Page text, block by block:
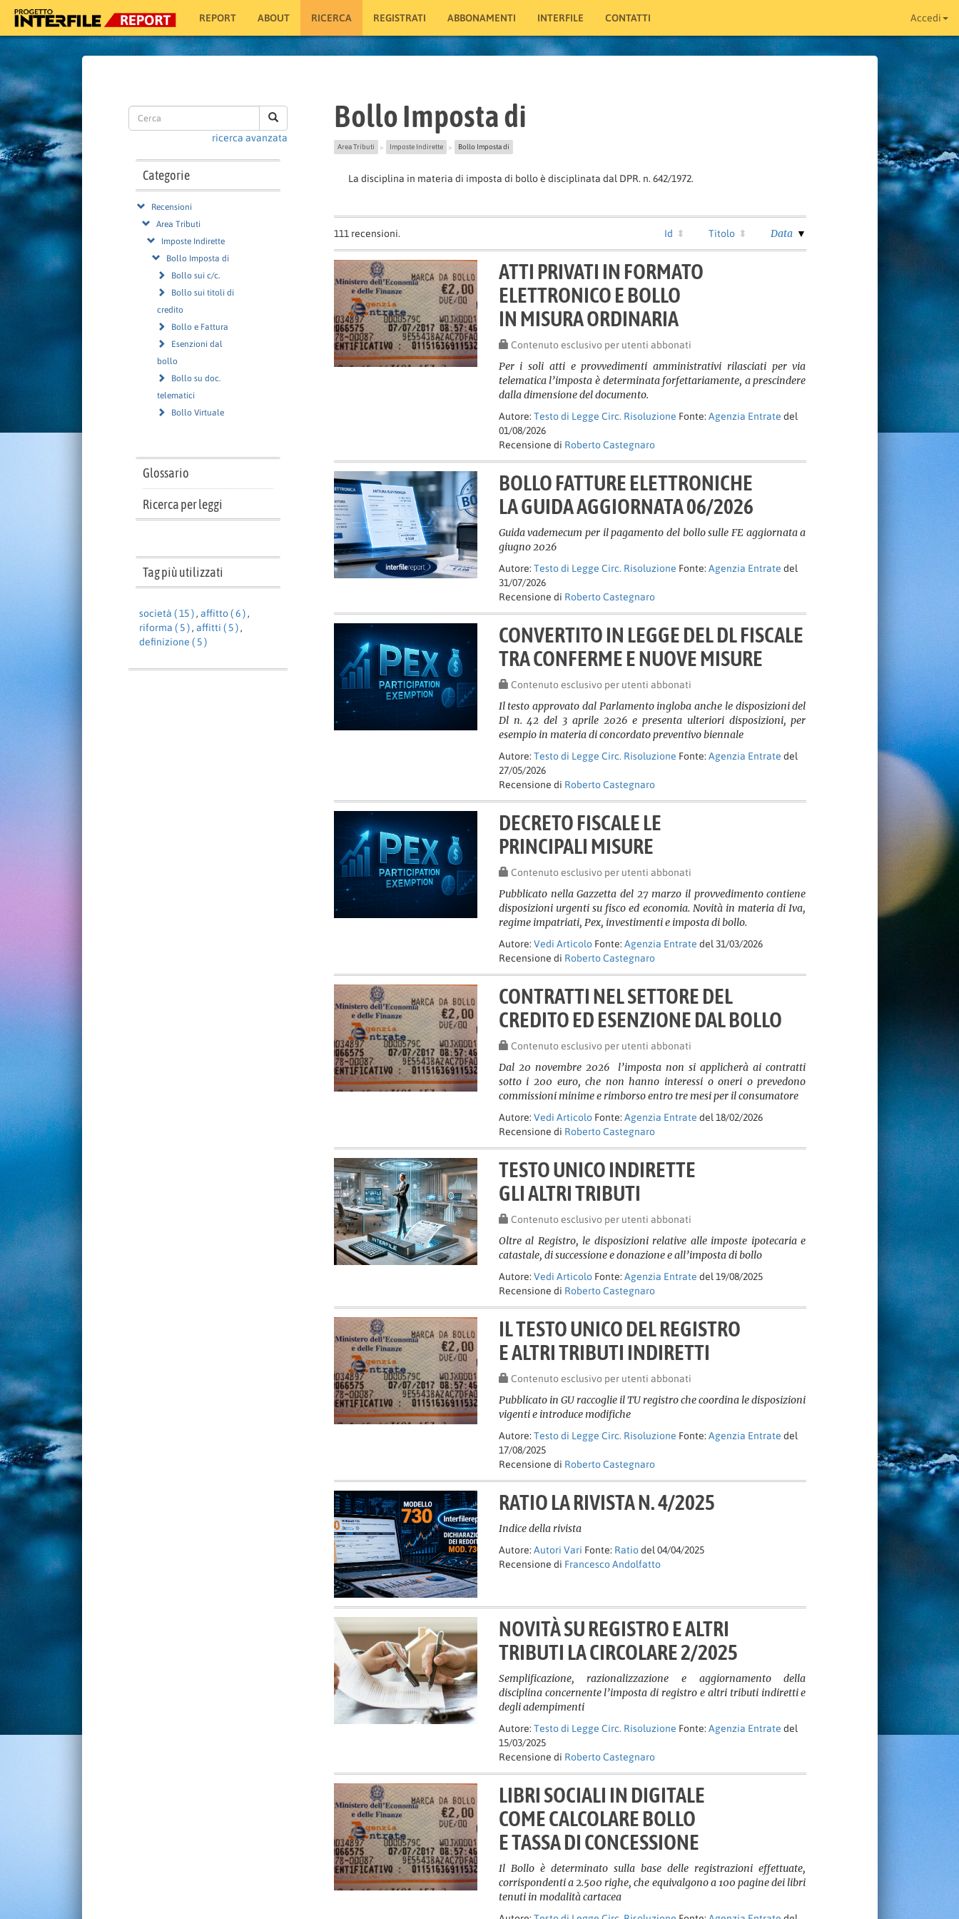
REPORT ABOUT RICERCA REGISTRATI ABBONAMENTI INTERFILE CONTATTI Accedi
ricerca avanzata
Categorie
Recensioni
Area Tributi
Imposte Indirette
Bollo Imposta di
Bollo sui c/c.
Bollo sui titoli di
credito
Bollo e Fattura
Esenzioni dal
bollo
Bollo su doc.
telematici
Bollo Virtuale
Glossario
Ricerca per leggi
Tag più utilizzati
società ( 15 ), affitto ( 6 ),
riforma ( 5 ), affitti ( 5 ),
definizione ( 5 )
Bollo Imposta di
Area Tributi ▶ Imposte Indirette ▶ Bollo Imposta di
La disciplina in materia di imposta di bollo è disciplinata dal DPR. n. 642/1972.
111 recensioni. Id Titolo Data
ATTI PRIVATI IN FORMATO
ELETTRONICO E BOLLO
IN MISURA ORDINARIA
Contenuto esclusivo per utenti abbonati
Per i soli atti e provvedimenti amministrativi rilasciati per via
telematica l’imposta è determinata forfettariamente, a prescindere
dalla dimensione del documento.
Autore: Testo di Legge Circ. Risoluzione Fonte: Agenzia Entrate del
01/08/2026
Recensione di Roberto Castegnaro
BOLLO FATTURE ELETTRONICHE
LA GUIDA AGGIORNATA 06/2026
Guida vademecum per il pagamento del bollo sulle FE aggiornata a
giugno 2026
Autore: Testo di Legge Circ. Risoluzione Fonte: Agenzia Entrate del
31/07/2026
Recensione di Roberto Castegnaro
CONVERTITO IN LEGGE DEL DL FISCALE
TRA CONFERME E NUOVE MISURE
Contenuto esclusivo per utenti abbonati
Il testo approvato dal Parlamento ingloba anche le disposizioni del
Dl n. 42 del 3 aprile 2026 e presenta ulteriori disposizioni, per
esempio in materia di concordato preventivo biennale
Autore: Testo di Legge Circ. Risoluzione Fonte: Agenzia Entrate del
27/05/2026
Recensione di Roberto Castegnaro
DECRETO FISCALE LE
PRINCIPALI MISURE
Contenuto esclusivo per utenti abbonati
Pubblicato nella Gazzetta del 27 marzo il provvedimento contiene
disposizioni urgenti su fisco ed economia. Novità in materia di Iva,
regime impatriati, Pex, investimenti e imposta di bollo.
Autore: Vedi ArticoloFonte: Agenzia Entrate del 31/03/2026
Recensione di Roberto Castegnaro
CONTRATTI NEL SETTORE DEL
CREDITO ED ESENZIONE DAL BOLLO
Contenuto esclusivo per utenti abbonati
Dal 20 novembre 2026 l’imposta non si applicherà ai contratti
sotto i 200 euro, che non hanno interessi o oneri o prevedono
commissioni minime e rimborso entro tre mesi per il consumatore
Autore: Vedi ArticoloFonte: Agenzia Entrate del 18/02/2026
Recensione di Roberto Castegnaro
TESTO UNICO INDIRETTE
GLI ALTRI TRIBUTI
Contenuto esclusivo per utenti abbonati
Oltre al Registro, le disposizioni relative alle imposte ipotecaria e
catastale, di successione e donazione e all’imposta di bollo
Autore: Vedi ArticoloFonte: Agenzia Entrate del 19/08/2025
Recensione di Roberto Castegnaro
IL TESTO UNICO DEL REGISTRO
E ALTRI TRIBUTI INDIRETTI
Contenuto esclusivo per utenti abbonati
Pubblicato in GU raccoglie il TU registro che coordina le disposizioni
vigenti e introduce modifiche
Autore: Testo di Legge Circ. Risoluzione Fonte: Agenzia Entrate del
17/08/2025
Recensione di Roberto Castegnaro
RATIO LA RIVISTA N. 4/2025
Indice della rivista
Autore: Autori Vari Fonte: Ratiodel 04/04/2025
Recensione di Francesco Andolfatto
NOVITÀ SU REGISTRO E ALTRI
TRIBUTI LA CIRCOLARE 2/2025
Semplificazione, razionalizzazione e aggiornamento della
disciplina concernente l’imposta di registro e altri tributi indiretti e
degli adempimenti
Autore: Testo di Legge Circ. Risoluzione Fonte: Agenzia Entrate del
15/03/2025
Recensione di Roberto Castegnaro
LIBRI SOCIALI IN DIGITALE
COME CALCOLARE BOLLO
E TASSA DI CONCESSIONE
Il Bollo è determinato sulla base delle registrazioni effettuate,
corrispondenti a 2.500 righe, che equivalgono a 100 pagine dei libri
tenuti in modalità cartacea